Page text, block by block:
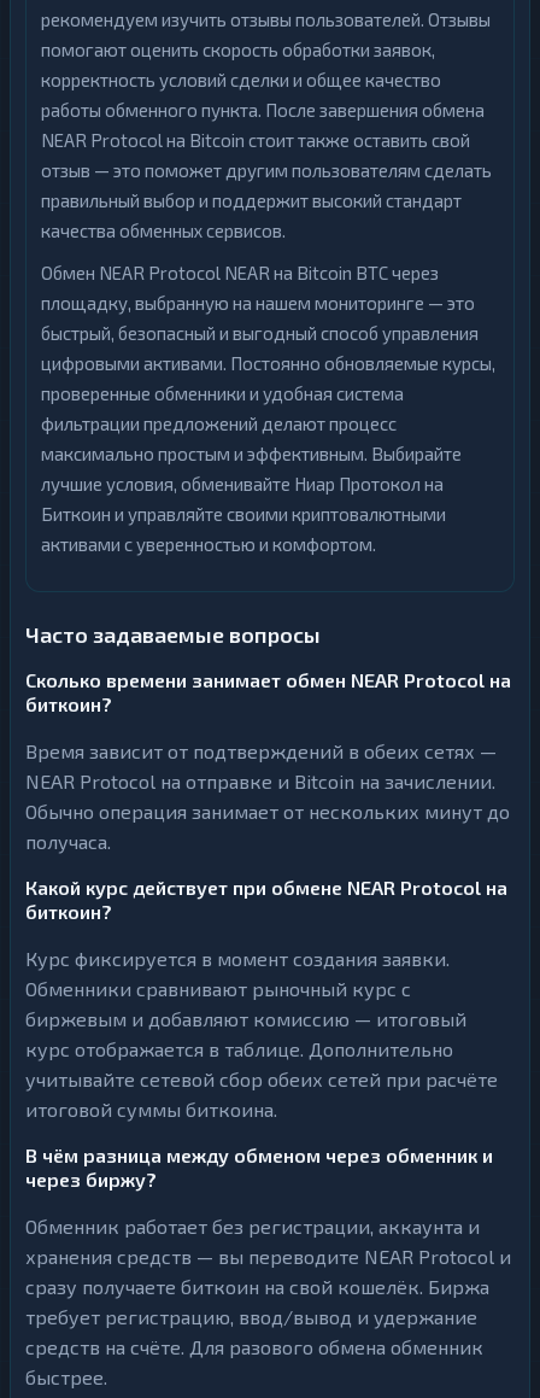
рекомендуем изучить отзывы пользователей. Отзывы
помогают оценить скорость обработки заявок,
корректность условий сделки и общее качество
работы обменного пункта. После завершения обмена
NEAR Protocol на Bitcoin стоит также оставить свой
отзыв — это поможет другим пользователям сделать
правильный выбор и поддержит высокий стандарт
качества обменных сервисов.
Обмен NEAR Protocol NEAR на Bitcoin BTC через
площадку, выбранную на нашем мониторинге — это
быстрый, безопасный и выгодный способ управления
цифровыми активами. Постоянно обновляемые курсы,
проверенные обменники и удобная система
фильтрации предложений делают процесс
максимально простым и эффективным. Выбирайте
лучшие условия, обменивайте Ниар Протокол на
Биткоин и управляйте своими криптовалютными
активами с уверенностью и комфортом.
Часто задаваемые вопросы
Сколько времени занимает обмен NEAR Protocol на
биткоин?
Время зависит от подтверждений в обеих сетях —
NEAR Protocol на отправке и Bitcoin на зачислении.
Обычно операция занимает от нескольких минут до
получаса.
Какой курс действует при обмене NEAR Protocol на
биткоин?
Курс фиксируется в момент создания заявки.
Обменники сравнивают рыночный курс с
биржевым и добавляют комиссию — итоговый
курс отображается в таблице. Дополнительно
учитывайте сетевой сбор обеих сетей при расчёте
итоговой суммы биткоина.
В чём разница между обменом через обменник и
через биржу?
Обменник работает без регистрации, аккаунта и
хранения средств — вы переводите NEAR Protocol и
сразу получаете биткоин на свой кошелёк. Биржа
требует регистрацию, ввод/вывод и удержание
средств на счёте. Для разового обмена обменник
быстрее.